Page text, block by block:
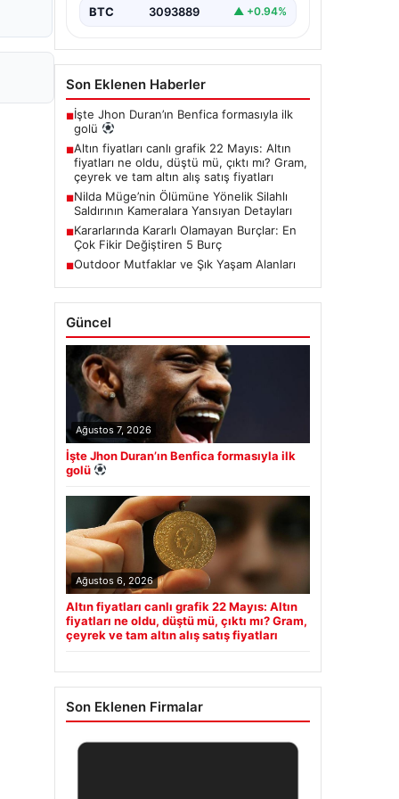
BTC 3093889 ▲ +0.94%
Son Eklenen Haberler
■İşte Jhon Duran’ın Benfica formasıyla ilk
golü
■Altın fiyatları canlı grafik 22 Mayıs: Altın
fiyatları ne oldu, düştü mü, çıktı mı? Gram,
çeyrek ve tam altın alış satış fiyatları
■Nilda Müge’nin Ölümüne Yönelik Silahlı
Saldırının Kameralara Yansıyan Detayları
■Kararlarında Kararlı Olamayan Burçlar: En
Çok Fikir Değiştiren 5 Burç
■Outdoor Mutfaklar ve Şık Yaşam Alanları
Güncel
Ağustos 7, 2026
İşte Jhon Duran’ın Benfica formasıyla ilk
golü
Ağustos 6, 2026
Altın fiyatları canlı grafik 22 Mayıs: Altın
fiyatları ne oldu, düştü mü, çıktı mı? Gram,
çeyrek ve tam altın alış satış fiyatları
Son Eklenen Firmalar